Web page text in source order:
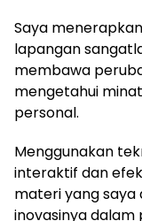
Saya
lapangan
membawa
mengetahui
personal.
Menggunakan
interaktif dan
materi yang saya
inovasinya